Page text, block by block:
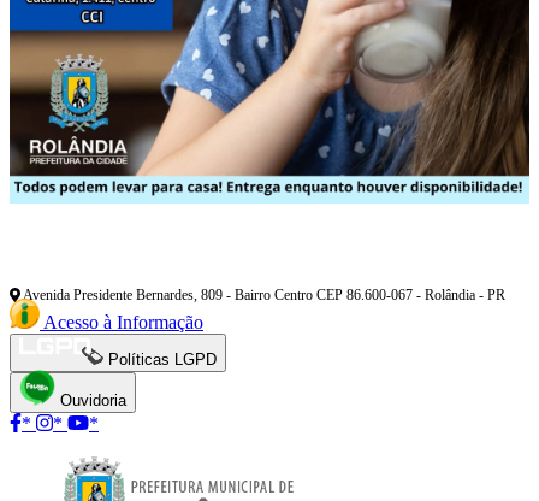
Avenida Presidente Bernardes, 809 - Bairro Centro CEP 86.600-067 - Rolândia - PR
Acesso à Informação
Políticas LGPD
Ouvidoria
* * *